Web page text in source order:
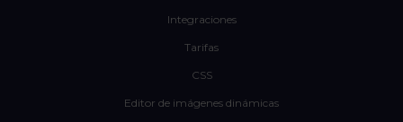
Integraciones
Tarifas
CSS
Editor de imágenes dinámicas